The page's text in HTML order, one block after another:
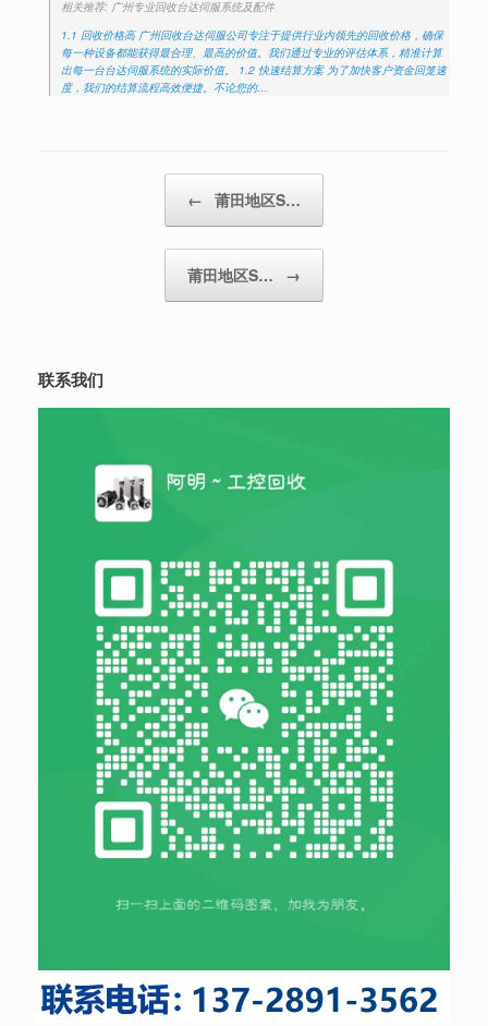
相关推荐: 广州专业回收台达伺服系统及配件
1.1 回收价格高 广州回收台达伺服公司专注于提供行业内领先的回收价格，确保
每一种设备都能获得最合理、最高的价值。我们通过专业的评估体系，精准计算
出每一台台达伺服系统的实际价值。 1.2 快速结算方案 为了加快客户资金回笼速
度，我们的结算流程高效便捷。不论您的…
← 莆田地区S…
莆田地区S… →
联系我们